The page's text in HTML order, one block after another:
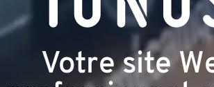
Votre site